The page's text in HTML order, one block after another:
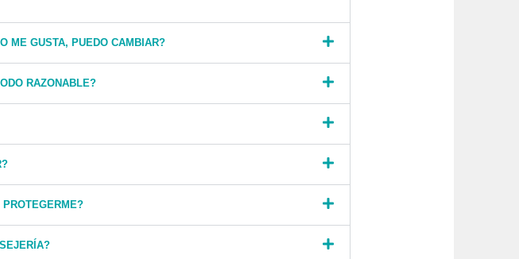
ME GUSTA, PUEDO CAMBIAR?
RAZONABLE?